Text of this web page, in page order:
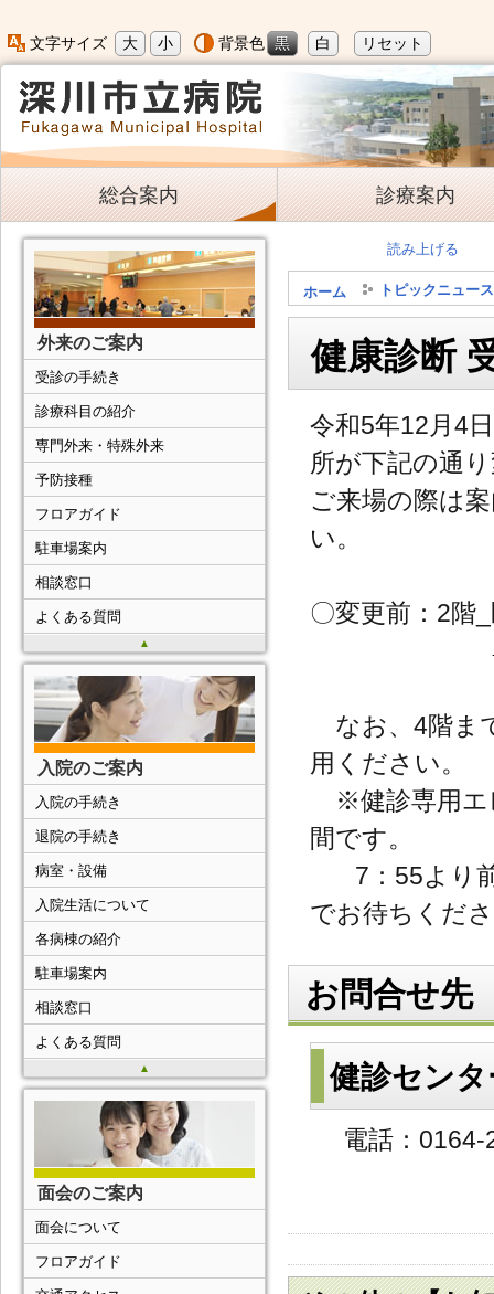
文字サイズ 大 小 背景色 黒 白 リセット
総合案内 診療案内
読み上げる
ホーム トピックニュース
健康診断
令和5年12月4
所が下記の通
ご来場の際は
い。
〇変更前：2階
→ 変更後
なお、4階ま
用ください。
※健診専用エ
間です。
7：55より前
でお待ちくだ
お問合せ先
健診セン
電話：
外来のご案内
▲
受診の手続き
診療科目の紹介
専門外来・特殊外来
予防接種
フロアガイド
駐車場案内
相談窓口
よくある質問
入院のご案内
▲
入院の手続き
退院の手続き
病室・設備
入院生活について
各病棟の紹介
駐車場案内
相談窓口
よくある質問
面会のご案内
面会について
フロアガイド